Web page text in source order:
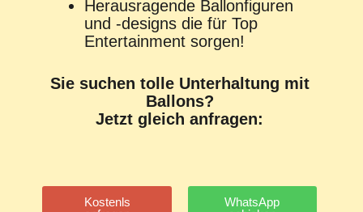
Herausragende Ballonfiguren
und -designs die für Top
Entertainment sorgen!
Sie suchen tolle Unterhaltung mit
Ballons?
Jetzt gleich anfragen:
Kostenls
WhatsApp